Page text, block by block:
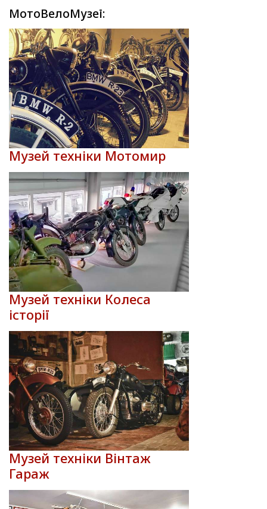
МотоВелоМузеї:
Музей техніки Мотомир
Музей техніки Колеса
історії
Музей техніки Вінтаж
Гараж